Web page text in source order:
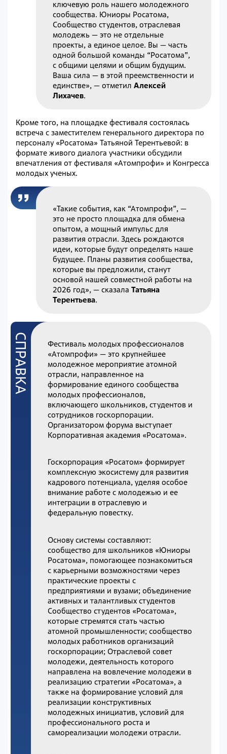
ключевую роль нашего молодежного
сообщества. Юниоры Росатома,
Сообщество студентов, отраслевая
молодежь — это не отдельные
проекты, а единое целое. Вы — часть
одной большой команды “Росатома”,
с общими целями и общим будущим.
Ваша сила — в этой преемственности и
единстве», — отметилАлексей
Лихачев.
Кроме того, на площадке фестиваля состоялась
встреча с заместителем генерального директора по
персоналу «Росатома» Татьяной Терентьевой: в
формате живого диалога участники обсудили
впечатления от фестиваля «Атомпрофи» и Конгресса
молодых ученых.
«Такие события, как “Атомпрофи”, —
это не просто площадка для обмена
опытом, а мощный импульс для
развития отрасли. Здесь рождаются
идеи, которые будут определять наше
будущее. Планы развития сообщества,
которые вы предложили, станут
основой нашей совместной работы на
2026 год», — сказалаТатьяна
Терентьева.
Фестиваль молодых профессионалов
«Атомпрофи» — это крупнейшее
молодежное мероприятие атомной
отрасли, направленное на
формирование единого сообщества
молодых профессионалов,
включающего школьников, студентов и
сотрудников госкорпорации.
Организатором форума выступает
Корпоративная академия «Росатома».
Госкорпорация «Росатом» формирует
комплексную экосистему для развития
кадрового потенциала, уделяя особое
внимание работе с молодежью и ее
интеграции в отраслевую и
федеральную повестку.
Основу системы составляют:
сообщество для школьников «Юниоры
Росатома», помогающее познакомиться
с карьерными возможностями через
практические проекты с
предприятиями и вузами;объединение
активных и талантливых студентов
Сообщество студентов «Росатома»,
которые стремятся стать частью
атомной промышленности; сообщество
молодых работников организаций
госкорпорации; Отраслевой совет
молодежи, деятельность которого
направлена на вовлечение молодежи в
реализацию стратегии «Росатома», а
также на формирование условий для
реализации конструктивных
молодежных инициатив, условий для
профессионального роста и
самореализации молодежи отрасли.